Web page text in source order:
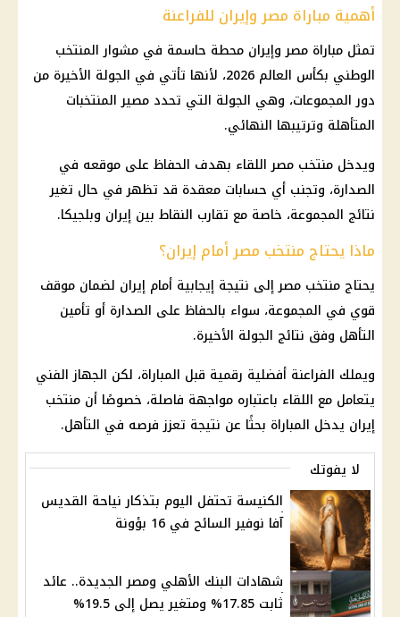
أهمية مباراة مصر وإيران للفراعنة
تمثل مباراة مصر وإيران محطة حاسمة في مشوارالمنتخب
الوطني
بكأس العالم 2026، لأنها تأتي في الجولة الأخيرة من
دور المجموعات، وهي الجولة التي تحدد مصير المنتخبات
المتأهلة وترتيبها النهائي.
ويدخل منتخب مصراللقاء بهدف الحفاظ على موقعه في
الصدارة، وتجنب أي حسابات معقدة قد تظهر في حال تغير
نتائج المجموعة، خاصة مع تقارب النقاط بين إيران وبلجيكا.
ماذا يحتاج منتخب مصر أمام إيران؟
يحتاج منتخب مصرإلى نتيجة إيجابية أمام إيران لضمان موقف
قوي في المجموعة، سواء بالحفاظ على الصدارة أو تأمين
التأهل وفق نتائج الجولة الأخيرة.
ويملك الفراعنة أفضلية رقمية قبل المباراة، لكن الجهاز الفني
يتعامل مع اللقاء باعتباره مواجهة فاصلة، خصوصًا أن منتخب
إيران يدخل المباراة بحثًا عن نتيجة تعزز فرصه في التأهل.
لا يفوتك
الكنيسة تحتفل اليوم بتذكار نياحة القديس
آفا نوفير السائح في 16 بؤونة
شهادات البنك الأهلي ومصر الجديدة.. عائد
ثابت 17.85% ومتغير يصل إلى 19.5%